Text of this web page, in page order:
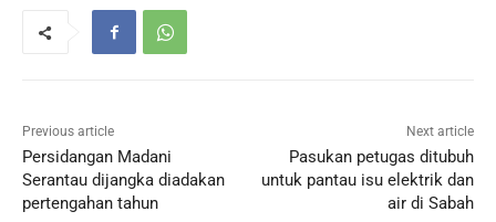
Previous article
Persidangan Madani
Serantau dijangka diadakan
pertengahan tahun
Next article
Pasukan petugas ditubuh
untuk pantau isu elektrik dan
air di Sabah